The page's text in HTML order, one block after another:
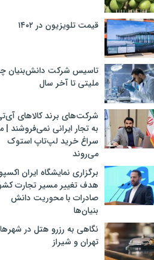
قیمت تلویزیون در ۱۴۰۲
تاسیس شرکت دانش‌بنیان
ملیتی تا آخر سال
شرکت‌های برند کالاهای
به تجار ایرانی نمی‌فروشند |
سراغ خرید لپ‌تاپ استوک
می‌روند
برگزاری نمایشگاه ایران
هدف تغییر مسیر تجارت
صادرات با محوریت دانش
بنیان‌ها
نگاهی به رزرو هتل در
تهران و شیراز